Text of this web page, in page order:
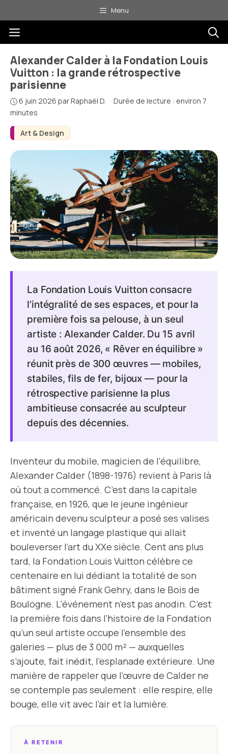
au
contenu
Menu
Menu
Art & Design
Alexander Calder à la Fondation Louis
Vuitton : la grande rétrospective
parisienne
6 juin 2026 parRaphaël D. · Durée de lecture : environ 7
minutes
La Fondation Louis Vuitton consacre
l’intégralité de ses espaces, et pour la
première fois sa pelouse, à un seul
artiste : Alexander Calder. Du 15 avril
au 16 août 2026, « Rêver en équilibre »
réunit près de 300 œuvres — mobiles,
stabiles, fils de fer, bijoux — pour la
rétrospective parisienne la plus
ambitieuse consacrée au sculpteur
depuis des décennies.
Inventeur du mobile, magicien de l’équilibre,
Alexander Calder (1898-1976) revient à Paris là
où tout a commencé. C’est dans la capitale
française, en 1926, que le jeune ingénieur
américain devenu sculpteur a posé ses valises
et inventé un langage plastique qui allait
bouleverser l’art du XXe siècle. Cent ans plus
tard, la Fondation Louis Vuitton célèbre ce
centenaire en lui dédiant la totalité de son
bâtiment signé Frank Gehry, dans le Bois de
Boulogne. L’événement n’est pas anodin. C’est
la première fois dans l’histoire de la Fondation
qu’un seul artiste occupe l’ensemble des
galeries — plus de 3 000 m² — auxquelles
s’ajoute, fait inédit, l’esplanade extérieure. Une
manière de rappeler que l’œuvre de Calder ne
se contemple pas seulement : elle respire, elle
bouge, elle vit avec l’air et la lumière.
À RETENIR